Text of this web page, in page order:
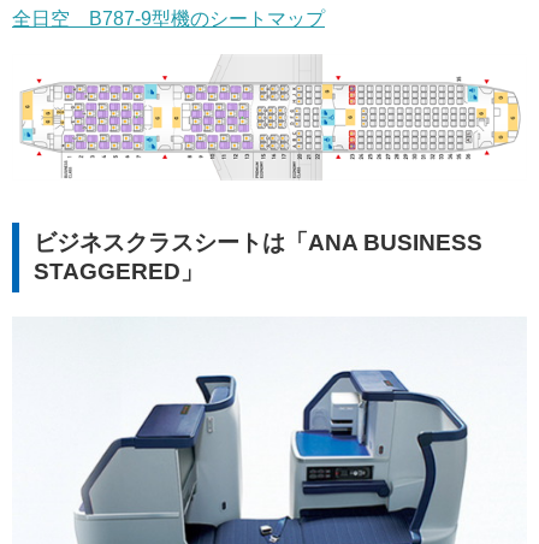
全日空 B787-9型機のシートマップ
ビジネスクラスシートは「ANA BUSINESS
STAGGERED」